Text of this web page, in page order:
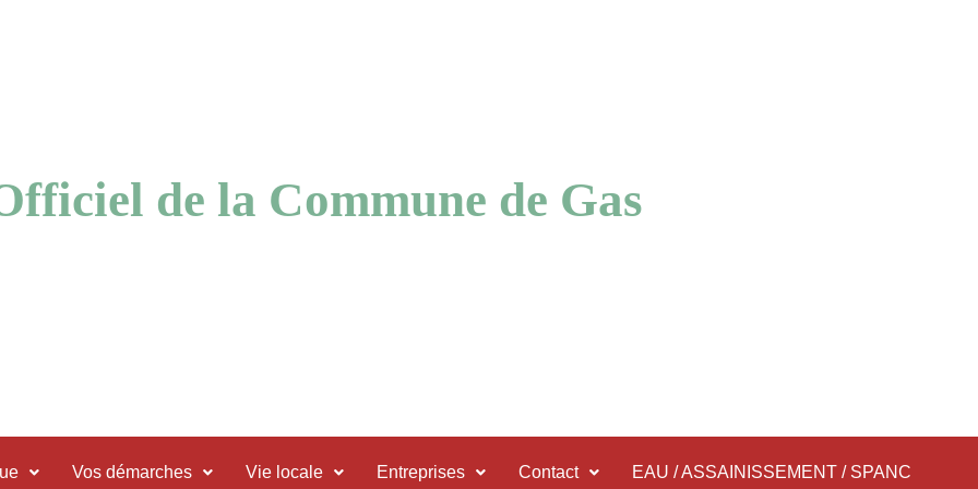
de la Commune de Gas
Vos démarches Vie locale Entreprises Contact EAU / ASSAINISSEMENT / SPANC